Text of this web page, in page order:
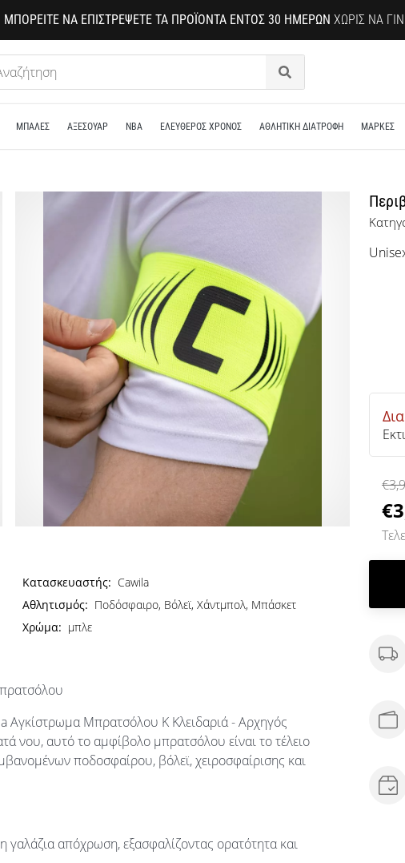
ΜΠΟΡΕΊΤΕ ΝΑ ΕΠΙΣΤΡΈΨΕΤΕ ΤΑ ΠΡΟΪΌΝΤΑ ΕΝΤΌΣ 30 ΗΜΕΡΏΝ ΧΩΡΊΣ ΝΑ
Αναζήτηση
ΜΠΑΛΕΣ ΑΞΕΣΟΥΑΡ NBA ΕΛΕΥΘΕΡΟΣ ΧΡΟΝΟΣ ΑΘΛΗΤΙΚΗ ΔΙΑΤΡΟΦΗ ΜΑΡΚΕΣ
Κατασκευαστής: Cawila
Αθλητισμός: Ποδόσφαιρο, Βόλεϊ, Χάντμπολ, Μπάσκετ
Χρώμα: μπλε
Αγκίστρωμα Μπρατσόλου Κ Κλειδαριά - Αρχηγός
νου, αυτό το αμφίβολο μπρατσόλου είναι το τέλειο
ποδοσφαίρου, βόλεϊ, χειροσφαίρισης και
απόχρωση, εξασφαλίζοντας ορατότητα και